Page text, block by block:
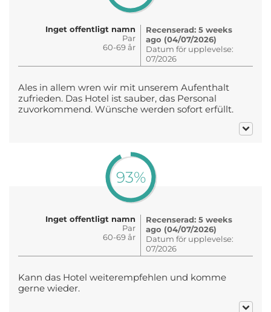
Inget offentligt namn
Par
60-69 år
Recenserad: 5 weeks
ago (04/07/2026)
Datum för upplevelse:
07/2026
Ales in allem wren wir mit unserem Aufenthalt
zufrieden. Das Hotel ist sauber, das Personal
zuvorkommend. Wünsche werden sofort erfüllt.
93%
Inget offentligt namn
Par
60-69 år
Recenserad: 5 weeks
ago (04/07/2026)
Datum för upplevelse:
07/2026
Kann das Hotel weiterempfehlen und komme
gerne wieder.